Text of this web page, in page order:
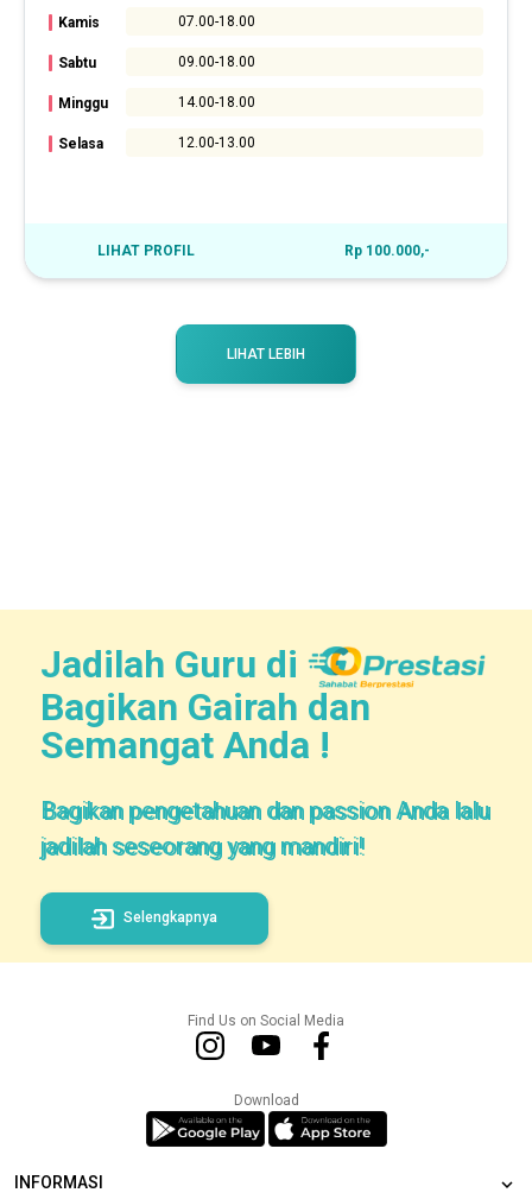
Kamis 07.00-18.00
Sabtu 09.00-18.00
Minggu 14.00-18.00
Selasa 12.00-13.00
LIHAT PROFIL Rp 100.000,-
LIHAT LEBIH
Jadilah Guru di
Bagikan Gairah dan
Semangat Anda !
Bagikan pengetahuan dan passion Anda lalu
jadilah seseorang yang mandiri!
Selengkapnya
INFORMASI
Find Us on Social Media
Download